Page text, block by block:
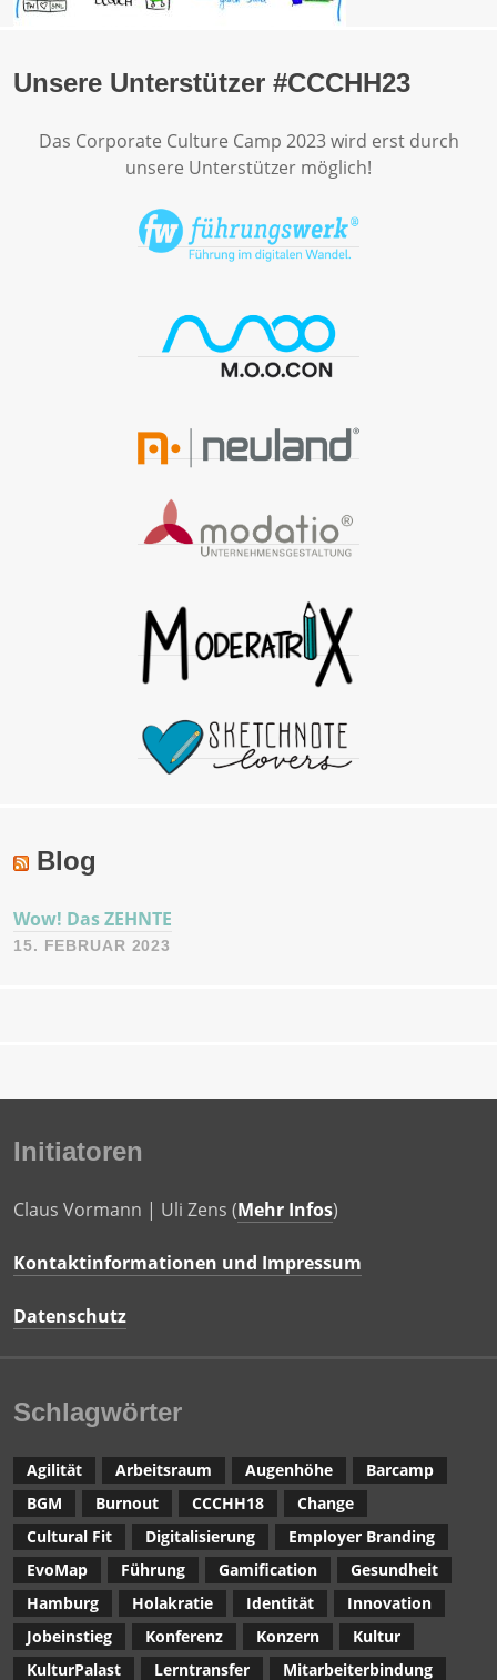
Unsere Unterstützer #CCCHH23
Das Corporate Culture Camp 2023 wird erst durch
unsere Unterstützer möglich!
Blog
Wow! Das ZEHNTE
15. FEBRUAR 2023
Initiatoren
Claus Vormann | Uli Zens (Mehr Infos)
Kontaktinformationen und Impressum
Datenschutz
Schlagwörter
Agilität Arbeitsraum Augenhöhe
Barcamp
BGM
Burnout CCCHH18
Change
Cultural Fit
Digitalisierung
Employer Branding
EvoMap
Führung Gamification
Gesundheit
Hamburg
Holakratie Identität
Innovation
Jobeinstieg
Konferenz Konzern
Kultur
KulturPalast
Lerntransfer Mitarbeiterbindung